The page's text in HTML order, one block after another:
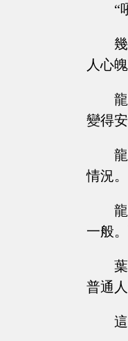
“
人心
變得
情況。
一般
普通